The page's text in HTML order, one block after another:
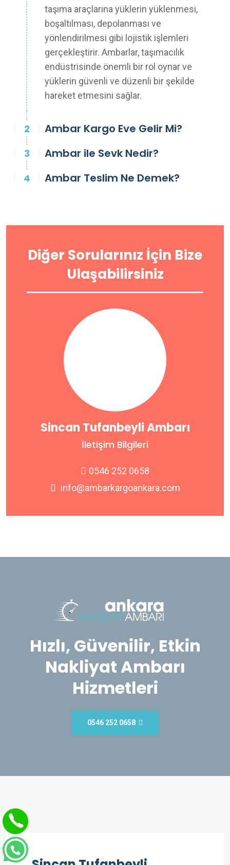
taşıma araçlarına yüklerin yüklenmesi,
boşaltılması, depolanması ve
yönlendirilmesi gibi lojistik işlemleri
gerçekleştirir. Ambarlar, taşımacılık
endüstrisinde önemli bir rol oynar ve
yüklerin güvenli ve düzenli bir şekilde
hareket etmesini sağlar.
Ambar Kargo Eve Gelir Mi?
Ambar ile Sevk Nedir?
Ambar Teslim Ne Demek?
Diğer Sorularınız İçin Bize
Ulaşabilirsiniz
Sincan Tufanbeyli Ambarı
İletişim Bilgileri
0546 252 0658
info@ambarkargoankara.com
Hızlı, Güvenilir, Etkin
Nakliyat Ambarı
Hizmetleri
0546 252 0658